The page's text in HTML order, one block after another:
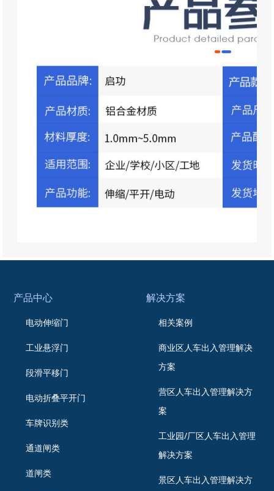
产品中心
电动伸缩门
工业悬浮门
段滑平移门
电动折叠平开门
车牌识别类
通道闸类
道闸类
解决方案
相关案例
商业区人车出入管理解决
方案
营区人车出入管理解决方
案
工业园/厂区人车出入管理
解决方案
景区人车出入管理解决方